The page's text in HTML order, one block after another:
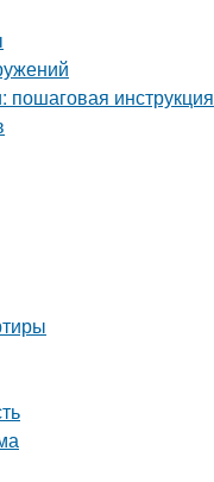
пошаговая инструкция